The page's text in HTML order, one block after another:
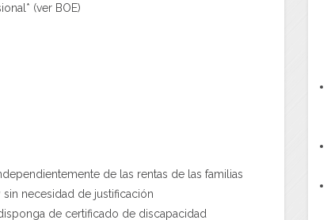
(ver BOE)
de las rentas de las familias
necesidad de justificación
de certificado de discapacidad